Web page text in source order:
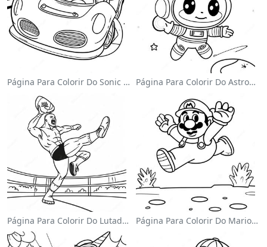
Página Para Colorir Do Sonic Velocista Página Para Colorir Do Astronauta Fofo Flutuando No Espaço
Página Para Colorir Do Lutador Da Wwe Pulando Sobre O Oponente Página Para Colorir Do Mario Pulando Sobre Goombas